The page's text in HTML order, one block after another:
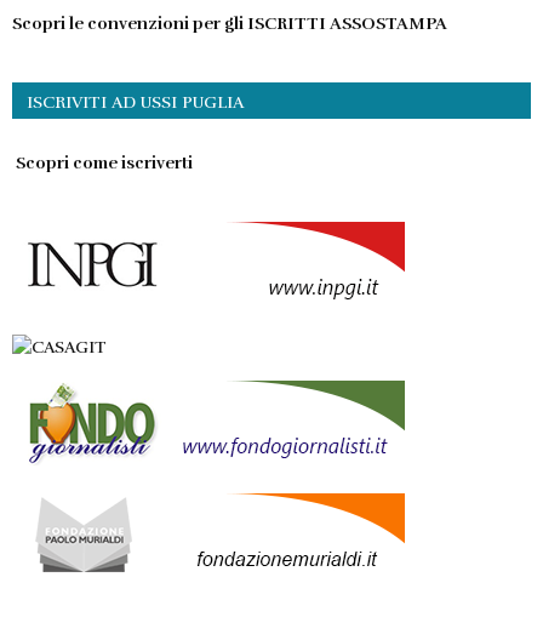
Scopri le convenzioni per gli ISCRITTI ASSOSTAMPA
ISCRIVITI AD USSI PUGLIA
Scopri come iscriverti